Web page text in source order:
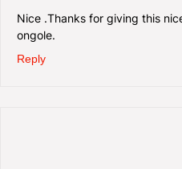
Nice .Thanks for giving this
ongole.
Reply